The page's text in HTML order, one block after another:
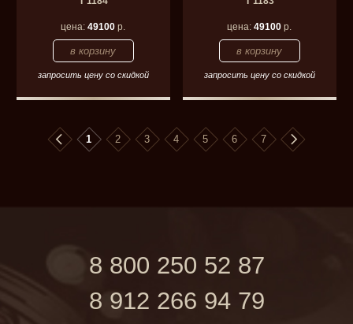
цена:49100 р.
запросить цену со скидкой
цена:49100 р.
запросить цену со скидкой
1 2 3 4 5 6 7
8 800 250 52 87
8 912 266 94 79